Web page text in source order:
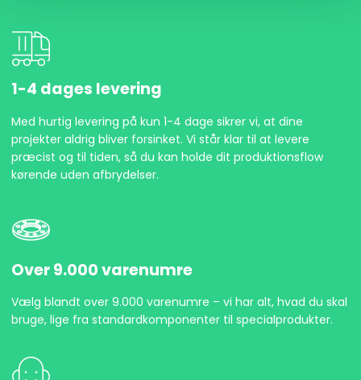
1-4 dages levering
Med hurtig levering på kun 1-4 dage sikrer vi, at dine
projekter aldrig bliver forsinket. Vi står klar til at levere
præcist og til tiden, så du kan holde dit produktionsflow
kørende uden afbrydelser.
Over 9.000 varenumre
Vælg blandt over 9.000 varenumre – vi har alt, hvad du skal
bruge, lige fra standardkomponenter til specialprodukter.